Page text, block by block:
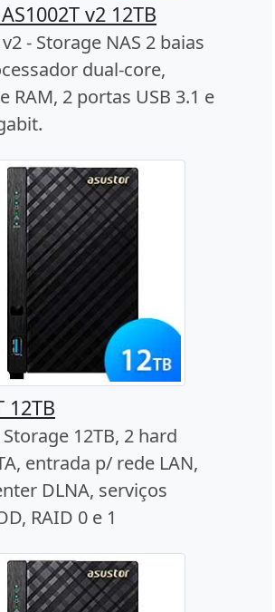
v2 12TB
- Storage NAS 2 baias
dual-core,
RAM, 2 portas USB 3.1 e
12TB
12TB, 2 hard
entrada p/ rede LAN,
DLNA, serviços
RAID 0 e 1